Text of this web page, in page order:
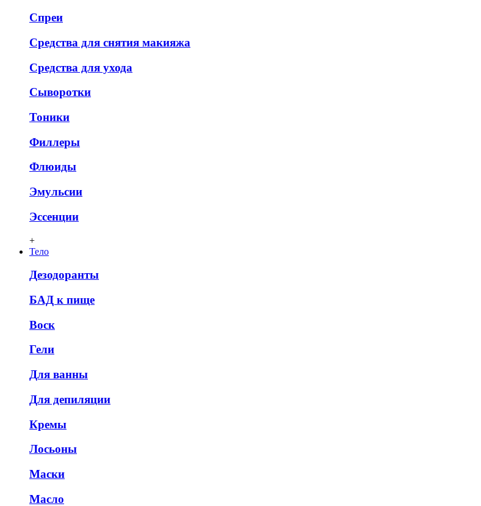
Спреи
Средства для снятия макияжа
Средства для ухода
Сыворотки
Тоники
Филлеры
Флюиды
Эмульсии
Эссенции
+
Тело
Дезодоранты
БАД к пище
Воск
Гели
Для ванны
Для депиляции
Кремы
Лосьоны
Маски
Масло